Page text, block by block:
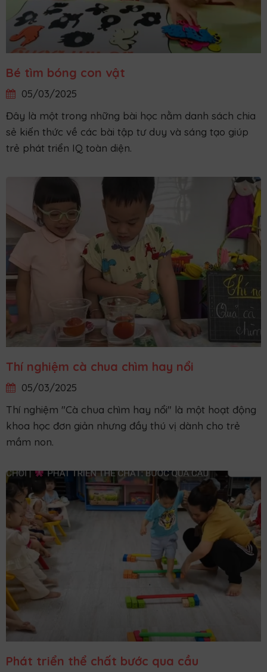
Bé tìm bóng con vật
05/03/2025
Đây là một trong những bài học nằm danh sách chia
sẻ kiến thức về các bài tập tư duy và sáng tạo giúp
trẻ phát triển IQ toàn diện.
Thí nghiệm cà chua chìm hay nổi
05/03/2025
Thí nghiệm "Cà chua chìm hay nổi" là một hoạt động
khoa học đơn giản nhưng đầy thú vị dành cho trẻ
mầm non.
Phát triển thể chất bước qua cầu